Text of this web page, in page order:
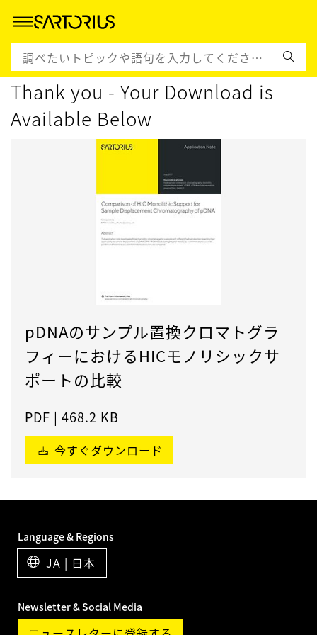
Thank you - Your Download is
Available Below
pDNAのサンプル置換クロマトグラ
フィーにおけるHICモノリシックサ
ポートの比較
PDF | 468.2 KB
今すぐダウンロード
Language & Regions
JA | 日本
Newsletter & Social Media